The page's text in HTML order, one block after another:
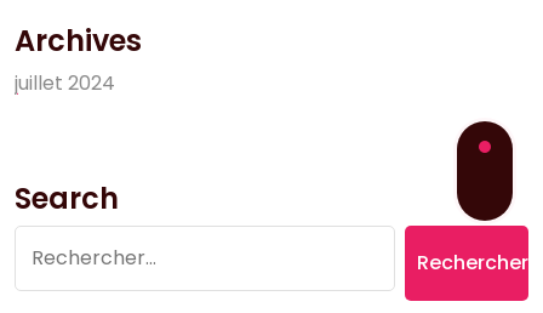
Archives
juillet 2024
Search